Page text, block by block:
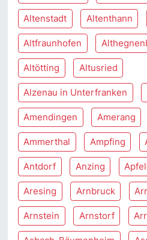
Altenstadt Altenthann
Altfraunhofen
Altötting Altusried
Alzenau in Unterfranken
Amendingen Amerang
Ammerthal Ampfing
Antdorf Anzing
Aresing Arnbruck
Arnstein Arnstorf